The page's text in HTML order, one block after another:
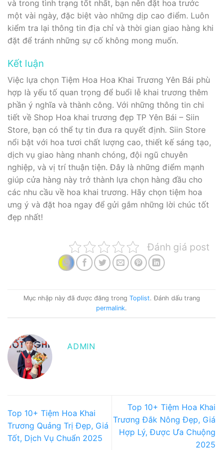
và trong tình trạng tốt nhất, bạn nên đặt hoa trước
một vài ngày, đặc biệt vào những dịp cao điểm. Luôn
kiểm tra lại thông tin địa chỉ và thời gian giao hàng khi
đặt để tránh những sự cố không mong muốn.
Kết luận
Việc lựa chọn Tiệm Hoa Hoa Khai Trương Yên Bái phù
hợp là yếu tố quan trọng để buổi lễ khai trương thêm
phần ý nghĩa và thành công. Với những thông tin chi
tiết về Shop Hoa khai trương đẹp TP Yên Bái – Siin
Store, bạn có thể tự tin đưa ra quyết định. Siin Store
nổi bật với hoa tươi chất lượng cao, thiết kế sáng tạo,
dịch vụ giao hàng nhanh chóng, đội ngũ chuyên
nghiệp, và vị trí thuận tiện. Đây là những điểm mạnh
giúp cửa hàng này trở thành lựa chọn hàng đầu cho
các nhu cầu về hoa khai trương. Hãy chọn tiệm hoa
ưng ý và đặt hoa ngay để gửi gắm những lời chúc tốt
đẹp nhất!
Đánh giá post
Mục nhập này đã được đăng trong Toplist. Đánh dấu trang
permalink.
ADMIN
Top 10+ Tiệm Hoa Khai
Trương Quảng Trị Đẹp, Giá
Tốt, Dịch Vụ Chuẩn 2025
Top 10+ Tiệm Hoa Khai
Trương Đắk Nông Đẹp, Giá
Hợp Lý, Được Ưa Chuộng
2025